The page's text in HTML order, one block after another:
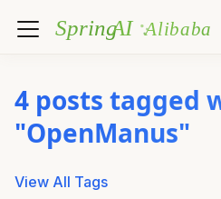
4 posts tagged
"OpenManus"
View All Tags